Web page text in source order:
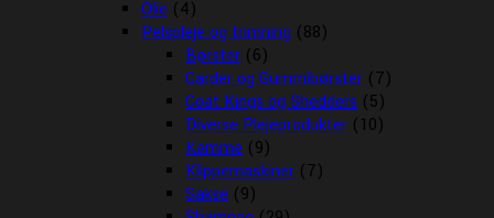
Olie (4)
Pelspleje og trimning (88)
Børster (6)
Carder og Gummibørster (7)
Coat Kings og Shedders (5)
Diverse Plejeprodukter (10)
Kamme (9)
Klippemaskiner (7)
Sakse (9)